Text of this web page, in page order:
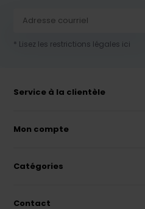
* Lisez les restrictions légales ici
Service à la clientèle
Mon compte
Catégories
Contact